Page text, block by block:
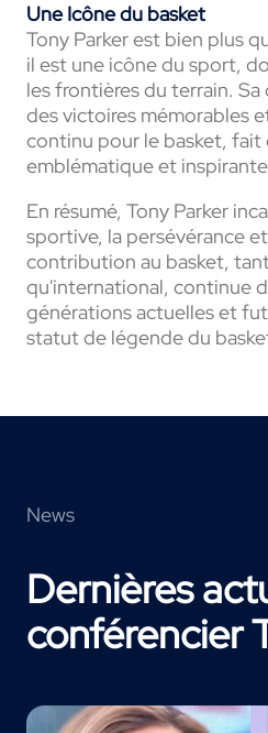
Une Icône du basket
Tony Parker est bien plus
il est une icône du sport,
les frontières du terrain. Sa
des victoires mémorables
continu pour le basket, fait
emblématique et
En résumé, Tony Parker
sportive, la persévérance
contribution au basket,
qu'international, continue
générations actuelles et
statut de légende du
News
Dernières
conférencier